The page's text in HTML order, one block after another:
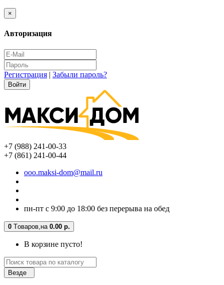
×
Авторизация
Регистрация | Забыли пароль?
+7 (988) 241-00-33
+7 (861) 241-00-44
ooo.maksi-dom@mail.ru
пн-пт с 9:00 до 18:00 без перерыва на обед
0 Tоваров, на 0.00 р.
В корзине пусто!
Везде